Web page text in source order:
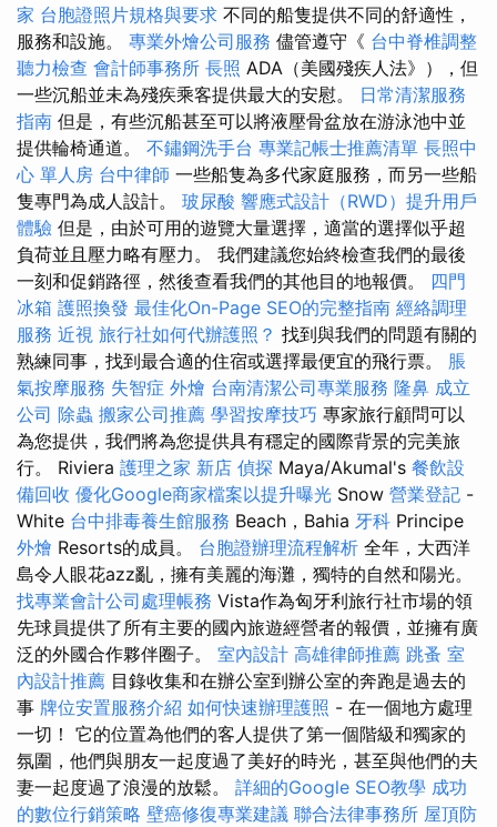
家 台胞證照片規格與要求 不同的船隻提供不同的舒適性，
服務和設施。 專業外燴公司服務 儘管遵守《 台中脊椎調整
聽力檢查 會計師事務所 長照 ADA（美國殘疾人法》），但
一些沉船並未為殘疾乘客提供最大的安慰。 日常清潔服務
指南 但是，有些沉船甚至可以將液壓骨盆放在游泳池中並
提供輪椅通道。 不鏽鋼洗手台 專業記帳士推薦清單 長照中
心 單人房 台中律師 一些船隻為多代家庭服務，而另一些船
隻專門為成人設計。 玻尿酸 響應式設計（RWD）提升用戶
體驗 但是，由於可用的遊覽大量選擇，適當的選擇似乎超
負荷並且壓力略有壓力。 我們建議您始終檢查我們的最後
一刻和促銷路徑，然後查看我們的其他目的地報價。 四門
冰箱 護照換發 最佳化On-Page SEO的完整指南 經絡調理
服務 近視 旅行社如何代辦護照？ 找到與我們的問題有關的
熟練同事，找到最合適的住宿或選擇最便宜的飛行票。 脹
氣按摩服務 失智症 外燴 台南清潔公司專業服務 隆鼻 成立
公司 除蟲 搬家公司推薦 學習按摩技巧 專家旅行顧問可以
為您提供，我們將為您提供具有穩定的國際背景的完美旅
行。 Riviera 護理之家 新店 偵探 Maya/Akumal's 餐飲設
備回收 優化Google商家檔案以提升曝光 Snow 營業登記 -
White 台中排毒養生館服務 Beach，Bahia 牙科 Principe
外燴 Resorts的成員。 台胞證辦理流程解析 全年，大西洋
島令人眼花azz亂，擁有美麗的海灘，獨特的自然和陽光。
找專業會計公司處理帳務 Vista作為匈牙利旅行社市場的領
先球員提供了所有主要的國內旅遊經營者的報價，並擁有廣
泛的外國合作夥伴圈子。 室內設計 高雄律師推薦 跳蚤 室
內設計推薦 目錄收集和在辦公室到辦公室的奔跑是過去的
事 牌位安置服務介紹 如何快速辦理護照 - 在一個地方處理
一切！ 它的位置為他們的客人提供了第一個階級和獨家的
氛圍，他們與朋友一起度過了美好的時光，甚至與他們的夫
妻一起度過了浪漫的放鬆。 詳細的Google SEO教學 成功
的數位行銷策略 壁癌修復專業建議 聯合法律事務所 屋頂防